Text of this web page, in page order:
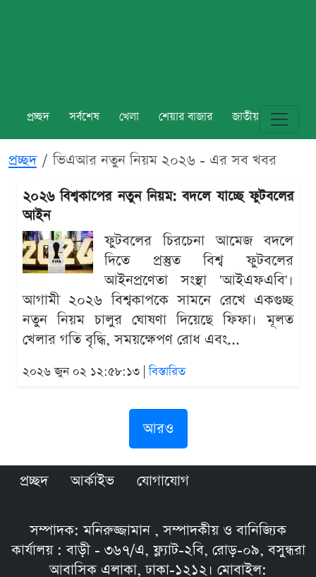
প্রচ্ছদ সর্বশেষ খেলা শেয়ার বাজার জাতীয় বিশ্ব
প্রচ্ছদ ভিএআর নতুন নিয়ম ২০২৬ - এর সব খবর
২০২৬ বিশ্বকাপের নতুন নিয়ম: বদলে যাচ্ছে ফুটবলের
আইন
ফুটবলের চিরচেনা আমেজ বদলে
দিতে প্রস্তুত বিশ্ব ফুটবলের
আইনপ্রণেতা সংস্থা 'আইএফএবি'।
আগামী ২০২৬ বিশ্বকাপকে সামনে রেখে একগুচ্ছ
নতুন নিয়ম চালুর ঘোষণা দিয়েছে ফিফা। মূলত
খেলার গতি বৃদ্ধি, সময়ক্ষেপণ রোধ এবং...
২০২৬ জুন ০২ ১২:৫৮:১৩ |বিস্তারিত
আরও
প্রচ্ছদ আর্কাইভ যোগাযোগ
সম্পাদক: মনিরুজ্জামান , সম্পাদকীয় ও বানিজ্যিক
কার্যালয় : বাড়ী - ৩৬৭/এ, ফ্ল্যাট-২বি, রোড়-০৯, বসুন্ধরা
আবাসিক এলাকা, ঢাকা-১২১২। মোবাইল: